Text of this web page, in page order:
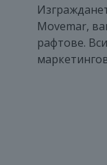
Movemar,
рафтове.